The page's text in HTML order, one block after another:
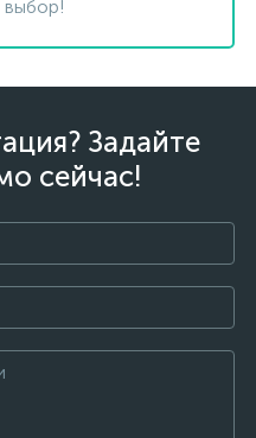
выбор!
Задайте
сейчас!